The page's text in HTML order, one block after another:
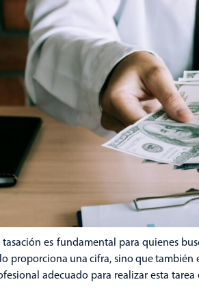
es fundamental para quienes
proporciona una cifra, sino que
adecuado para realizar esta